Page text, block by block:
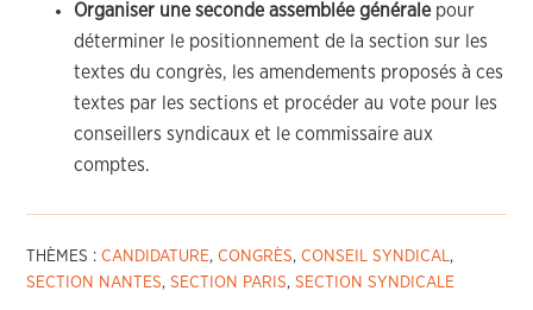
Organiser une seconde assemblée généralepour
déterminer le positionnement de la section sur les
textes du congrès, les amendements proposés à ces
textes par les sections et procéder au vote pour les
conseillers syndicaux et le commissaire aux
comptes.
THÈMES :CANDIDATURE,CONGRÈS,CONSEIL SYNDICAL,
SECTION NANTES,SECTION PARIS,SECTION SYNDICALE